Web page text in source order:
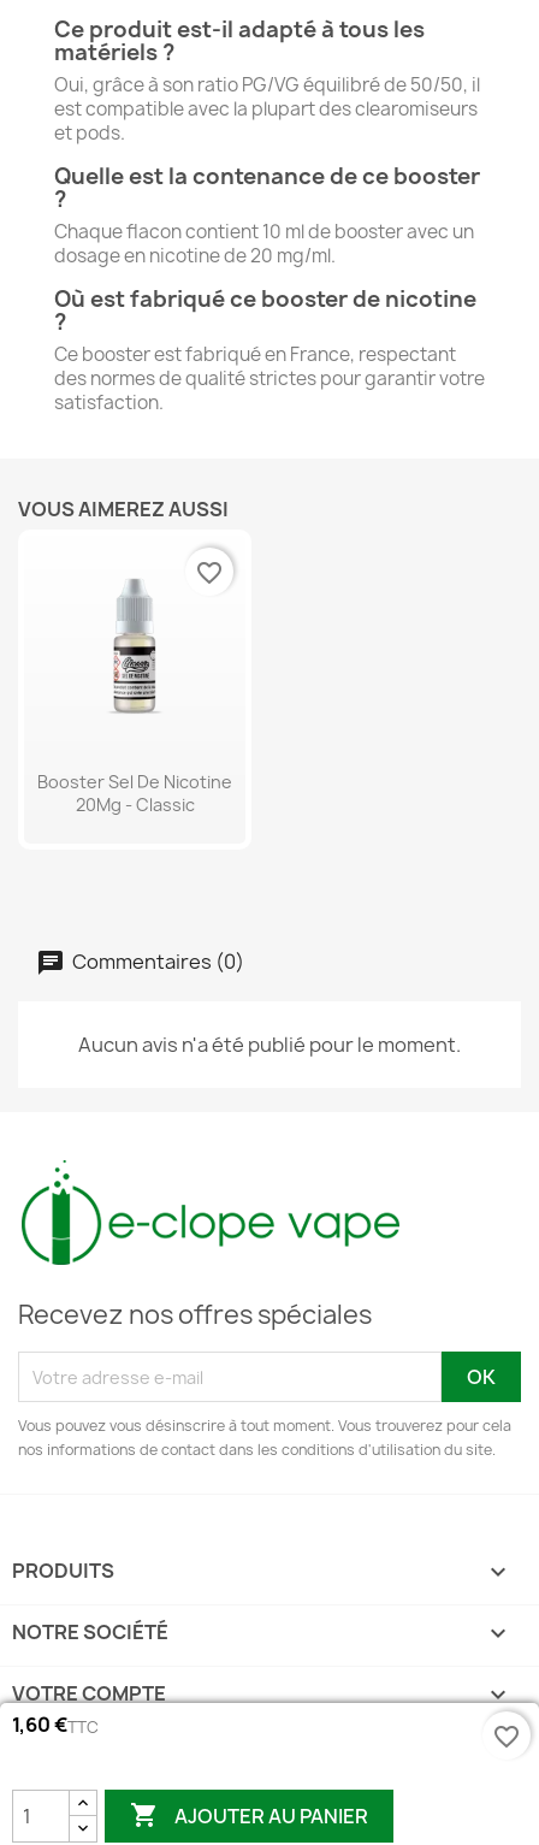
1,60 €TTC
 AJOUTER AU PANIER
favorite_border
Ce produit est-il adapté à tous les
matériels ?
Oui, grâce à son ratio PG/VG équilibré de 50/50, il
est compatible avec la plupart des clearomiseurs
et pods.
Quelle est la contenance de ce booster
?
Chaque flacon contient 10 ml de booster avec un
dosage en nicotine de 20 mg/ml.
Où est fabriqué ce booster de nicotine
?
Ce booster est fabriqué en France, respectant
des normes de qualité strictes pour garantir votre
satisfaction.
VOUS AIMEREZ AUSSI
Booster Sel De Nicotine
20Mg - Classic
favorite_border
Commentaires (0)
Aucun avis n'a été publié pour le moment.
Recevez nos offres spéciales
Vous pouvez vous désinscrire à tout moment. Vous trouverez pour cela
nos informations de contact dans les conditions d'utilisation du site.
PRODUITS 
NOTRE SOCIÉTÉ 
VOTRE COMPTE 
keyboard_arrow_down
© 2022 E-clopevape . Tous les droits sont réservés.